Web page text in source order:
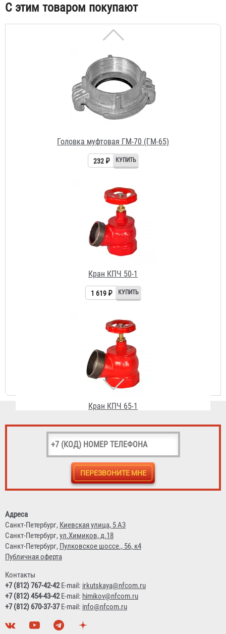
С этим товаром покупают
Головка муфтовая ГМ-70 (ГМ-65)
232 ₽
Кран КПЧ 50-1
Кран КПЧ 65-1
Ствол пожарный РС-50 Алюминий
299 ₽
Адреса
Санкт-Петербург, Киевская улица, 5 А3
Санкт-Петербург,ул.Химиков, д.18
Санкт-Петербург, Пулковское шоссе., 56, к4
Публичная оферта
Контакты
+7 (812) 767-42-42E-mail: irkutskaya@nfcom.ru
+7 (812) 454-43-42E-mail: himikov@nfcom.ru
+7 (812) 670-37-37E-mail: info@nfcom.ru